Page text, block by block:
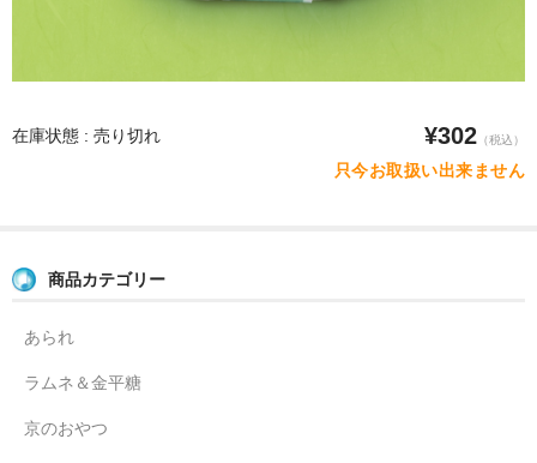
在庫状態 : 売り切れ ¥302 （税込）
只今お取扱い出来ません
商品カテゴリー
あられ
ラムネ＆金平糖
京のおやつ